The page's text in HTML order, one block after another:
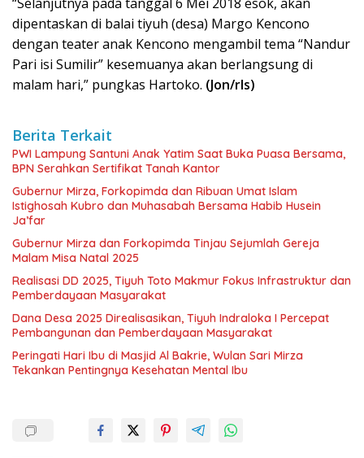
dipentaskan di balai tiyuh (desa) Margo Kencono
dengan teater anak Kencono mengambil tema “Nandur
Pari isi Sumilir” kesemuanya akan berlangsung di
malam hari,” pungkas Hartoko. (Jon/rls)
Berita Terkait
PWI Lampung Santuni Anak Yatim Saat Buka Puasa Bersama,
BPN Serahkan Sertifikat Tanah Kantor
Gubernur Mirza, Forkopimda dan Ribuan Umat Islam
Istighosah Kubro dan Muhasabah Bersama Habib Husein
Ja’far
Gubernur Mirza dan Forkopimda Tinjau Sejumlah Gereja
Malam Misa Natal 2025
Realisasi DD 2025, Tiyuh Toto Makmur Fokus Infrastruktur dan
Pemberdayaan Masyarakat
Dana Desa 2025 Direalisasikan, Tiyuh Indraloka I Percepat
Pembangunan dan Pemberdayaan Masyarakat
Peringati Hari Ibu di Masjid Al Bakrie, Wulan Sari Mirza
Tekankan Pentingnya Kesehatan Mental Ibu